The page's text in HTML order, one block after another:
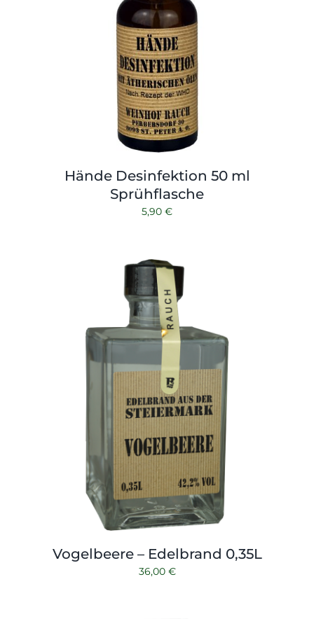
Hände Desinfektion 50 ml
Sprühflasche
5,90 €
Vogelbeere – Edelbrand 0,35L
36,00 €